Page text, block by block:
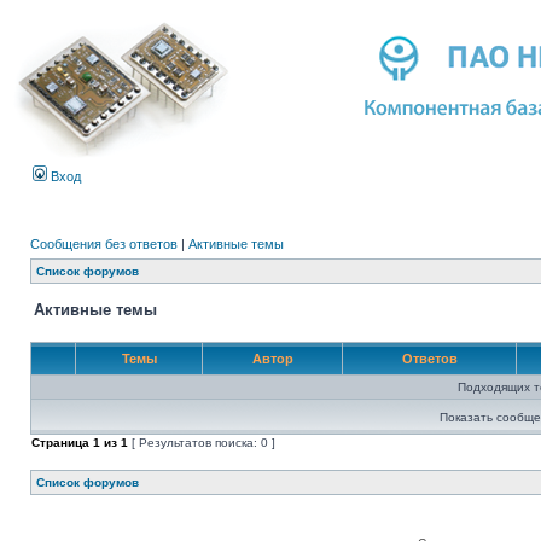
Вход
Сообщения без ответов | Активные темы
Список форумов
Активные темы
Темы Автор Ответов
Подходящих
Показать
Страница 1 из 1 [ Результатов поиска: 0 ]
Список форумов